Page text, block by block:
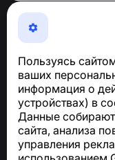
Пользуясь
ваших
информация о
устройствах) в
Данные
сайта, анализа
управления
NumBuster ©
Максимально
телефонных
Для запросов по
Центр поддержки
Новости и статьи
О проекте